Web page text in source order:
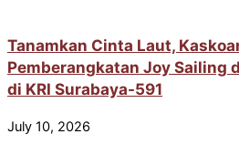
Tanamkan Cinta Laut,
Pemberangkatan Joy Sailing
di KRI Surabaya-591
July 10, 2026